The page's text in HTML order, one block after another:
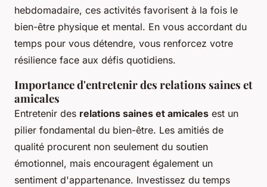
hebdomadaire, ces activités favorisent à la fois le
bien-être physique et mental. En vous accordant du
temps pour vous détendre, vous renforcez votre
résilience face aux défis quotidiens.
Importance d'entretenir des relations saines et
amicales
Entretenir des relations saines et amicales est un
pilier fondamental du bien-être. Les amitiés de
qualité procurent non seulement du soutien
émotionnel, mais encouragent également un
sentiment d'appartenance. Investissez du temps